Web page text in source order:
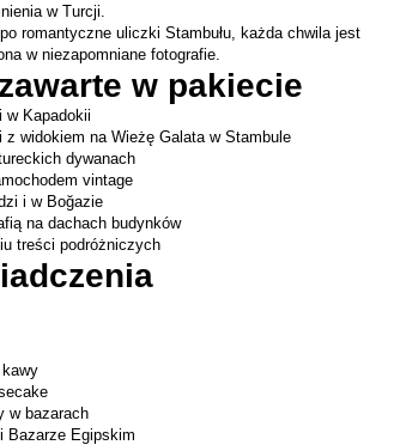
w Turcji.
romantyczne uliczki Stambułu, każda chwila jest
w niezapomniane fotografie.
w pakiecie
w Kapadokii
widokiem na Wieżę Galata w Stambule
dywanach
vintage
i w Boğazie
na dachach budynków
treści podróżniczych
w bazarach
Bazarze Egipskim